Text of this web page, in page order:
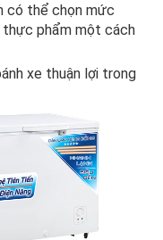
có thể chọn mức
phẩm một cách
xe thuận lợi trong